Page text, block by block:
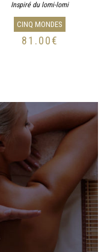
Inspiré du lomi-lomi
CINQ MONDES
81.00€